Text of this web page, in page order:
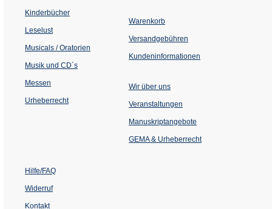
Kinderbücher
Leselust
Musicals / Oratorien
Musik und CD´s
Messen
Urheberrecht
Warenkorb
Versandgebühren
Kundeninformationen
Wir über uns
Veranstaltungen
einem
Tab)
Manuskriptangebote
GEMA & Urheberrecht
Hilfe/FAQ
Widerruf
Kontakt